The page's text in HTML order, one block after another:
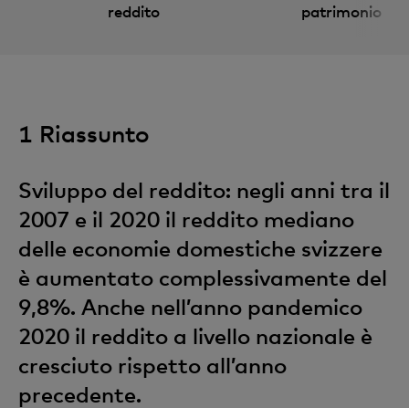
reddito
patrimonio
1 Riassunto
Sviluppo del reddito: negli anni tra il
2007 e il 2020 il reddito mediano
delle economie domestiche svizzere
è aumentato complessivamente del
9,8%. Anche nell’anno pandemico
2020 il reddito a livello nazionale è
cresciuto rispetto all’anno
precedente.